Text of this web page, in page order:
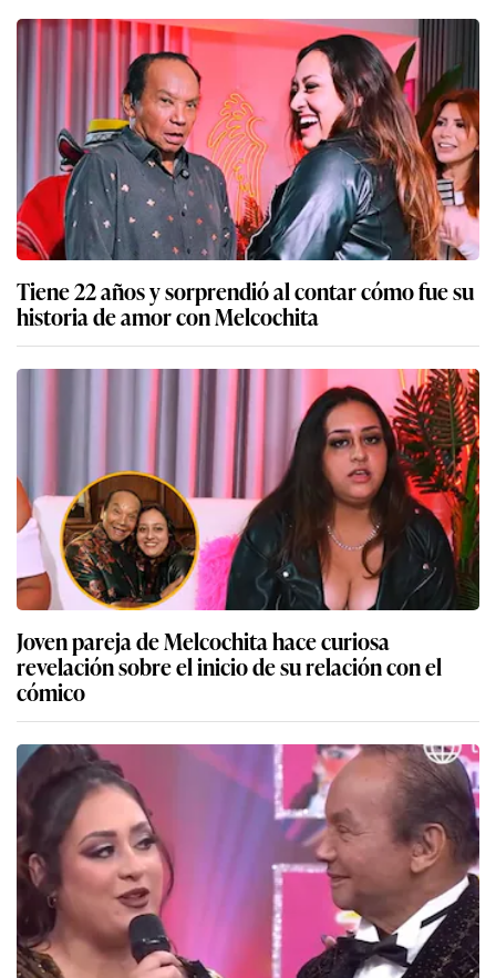
Tiene 22 años y sorprendió al contar cómo fue su
historia de amor con Melcochita
Joven pareja de Melcochita hace curiosa
revelación sobre el inicio de su relación con el
cómico